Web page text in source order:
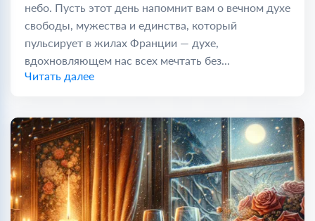
небо. Пусть этот день напомнит вам о вечном духе
свободы, мужества и единства, который
пульсирует в жилах Франции — духе,
вдохновляющем нас всех мечтать без...
Читать далее